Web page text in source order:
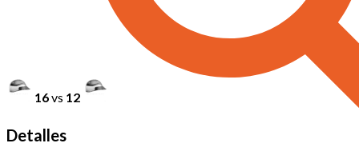
16vs 12
Detalles